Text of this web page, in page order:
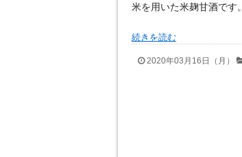
米を用いた米麹甘酒です。
続きを読む
2020年03月16日（月）